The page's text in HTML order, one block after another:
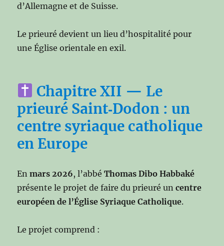
d’Allemagne et de Suisse.
Le prieuré devient un lieu d’hospitalité pour
une Église orientale en exil.
Chapitre XII — Le
prieuré Saint‑Dodon : un
centre syriaque catholique
en Europe
Enmars 2026, l’abbéThomas Dibo Habbaké
présente le projet de faire du prieuré uncentre
européen de l’Église Syriaque Catholique.
Le projet comprend :